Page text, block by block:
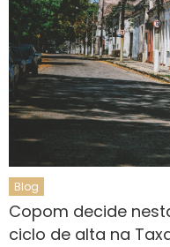
Blog
Copom decide
ciclo de alta na